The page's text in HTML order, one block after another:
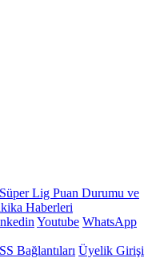
Süper Lig Puan Durumu ve
Haberleri
Youtube WhatsApp
Bağlantıları Üyelik Girişi